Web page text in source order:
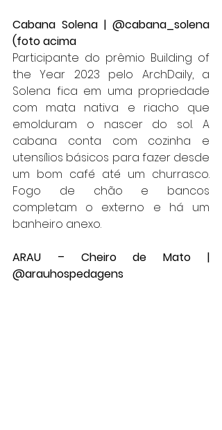
Cabana Solena | @cabana_solena
(foto acima
Participante do prêmio Building of
the Year 2023 pelo ArchDaily, a
Solena fica em uma propriedade
com mata nativa e riacho que
emolduram o nascer do sol. A
cabana conta com cozinha e
utensílios básicos para fazer desde
um bom café até um churrasco.
Fogo de chão e bancos
completam o externo e há um
banheiro anexo.
ARAU – Cheiro de Mato |
@arauhospedagens